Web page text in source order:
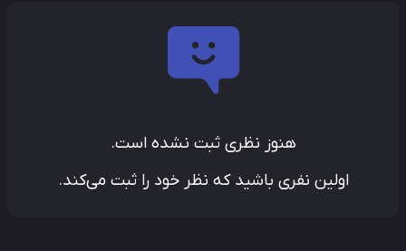
هنوز نظری ثبت نشده است.
اولین نفری باشید که نظر خود را ثبت می‌کند.